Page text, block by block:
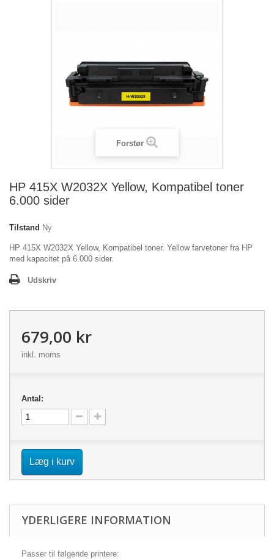
Forstør
HP 415X W2032X Yellow, Kompatibel toner
6.000 sider
Tilstand Ny
HP 415X W2032X Yellow, Kompatibel toner. Yellow farvetoner fra HP
med kapacitet på 6.000 sider.
Udskriv
679,00 kr
inkl. moms
Antal:
Læg i kurv
YDERLIGERE INFORMATION
Passer til følgende printere: